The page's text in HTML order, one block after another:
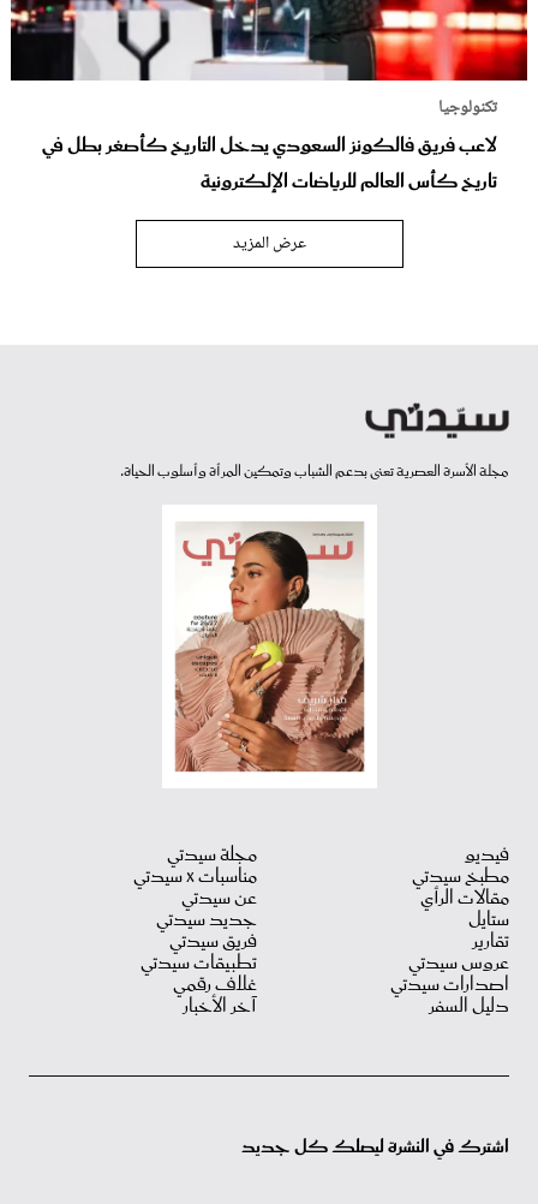
تكنولوجيا
لاعب فريق فالكونز السعودي يدخل التاريخ كأصغر بطل في
تاريخ كأس العالم للرياضات الإلكترونية
عرض المزيد
مجلة الأسرة العصرية تعنى بدعم الشباب وتمكين المرأة وأسلوب الحياة.
فيديو
مطبخ سيدتي
مقالات الرأي
ستايل
تقارير
عروس سيدتي
اصدارات سيدتي
دليل السفر
مجلة سيدتي
مناسبات X سيدتي
عن سيدتي
جديد سيدتي
فريق سيدتي
تطبيقات سيدتي
غلاف رقمي
آخر الأخبار
اشترك في النشرة ليصلك كل جديد